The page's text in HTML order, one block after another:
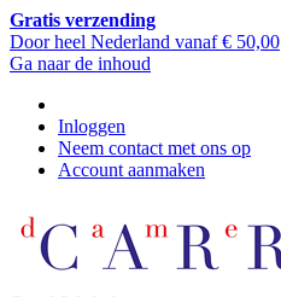
Gratis verzending
Door heel Nederland vanaf € 50,00
Ga naar de inhoud
Inloggen
Neem contact met ons op
Account aanmaken